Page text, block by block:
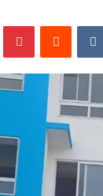
PinterestReddit